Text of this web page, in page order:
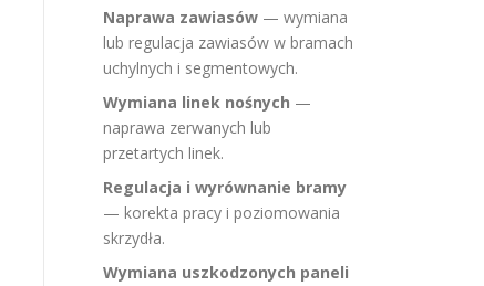
Naprawa zawiasów — wymiana
lub regulacja zawiasów w bramach
uchylnych i segmentowych.
Wymiana linek nośnych —
naprawa zerwanych lub
przetartych linek.
Regulacja i wyrównanie bramy
— korekta pracy i poziomowania
skrzydła.
Wymiana uszkodzonych paneli